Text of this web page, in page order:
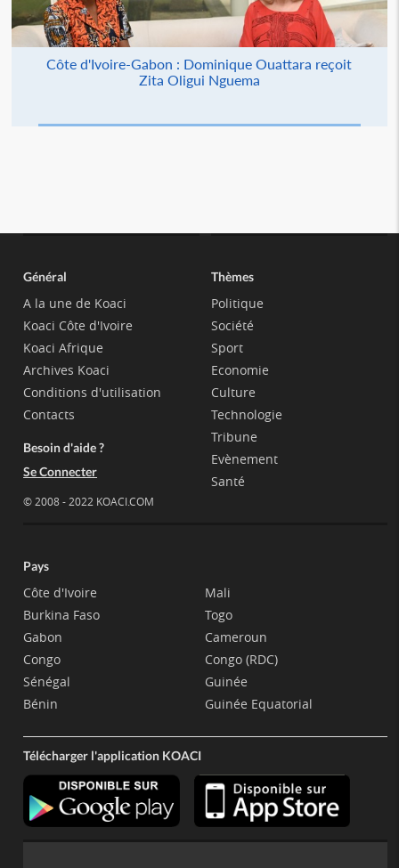
Côte d'Ivoire-Gabon : Dominique Ouattara reçoit
Zita Oligui Nguema
Général
A la une de Koaci
Koaci Côte d'Ivoire
Koaci Afrique
Archives Koaci
Conditions d'utilisation
Contacts
Besoin d'aide ?
Se Connecter
© 2008 - 2022 KOACI.COM
Thèmes
Politique
Société
Sport
Economie
Culture
Technologie
Tribune
Evènement
Santé
Pays
Côte d'Ivoire
Burkina Faso
Gabon
Congo
Sénégal
Bénin
Mali
Togo
Cameroun
Congo (RDC)
Guinée
Guinée Equatorial
Télécharger l'application KOACI